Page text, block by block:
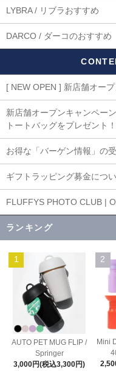
LYBRA / リブラおすすめ
DARCO / ダーコのおすすめ
[ NEW OPEN ] 新店舗オー
新店舗オープンキャンペー
トートバッグをプレゼント！
お得な「バーゲン情報」の
ギフトラッピング募金につ
FLUFFYS PHOTO CLUB |
ランキング
1
AUTO PET MUG FLIP /
Springer
3,000円(税込3,300円)
2
Mini